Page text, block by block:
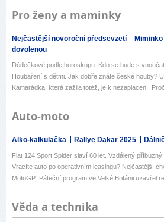
Pro ženy a maminky
Nejčastější novoroční předsevzetí
dovolenou
Dědečkové podle horoskopu. Kdo se bude s
Houbaření s dětmi. Jak dobře znáte české houby?
Kamarádka, která zažila totéž, je k nezaplacení.
Auto-moto
Alko-kalkulačka Rallye Dakar 2025
Fiat 124 Sport Spider slaví 60 let. Vzdálený
Vracíte auto po operativním leasingu? Nejčastější
MotoGP: Páteční program ve Velké Británii uzavřel
Věda a technika